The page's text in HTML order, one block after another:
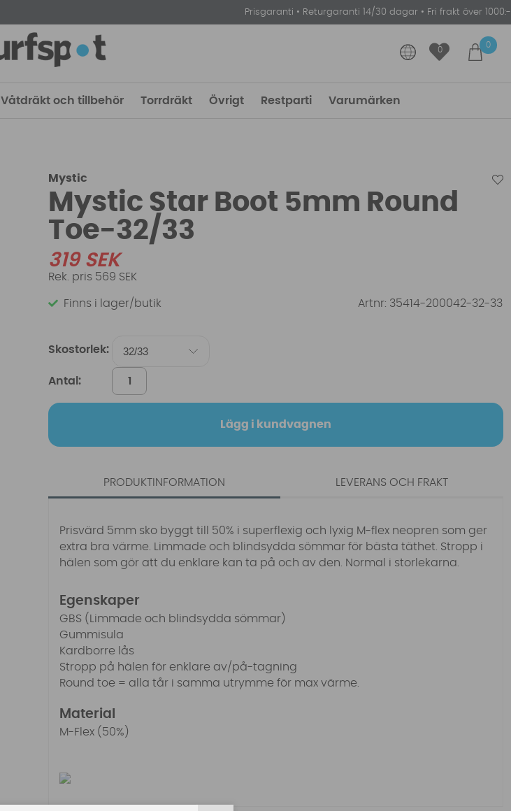
Prisgaranti • Returgaranti 14/30 dagar • Fri frakt över 1000:-
0
0
Våtdräkt och tillbehör Torrdräkt Övrigt Restparti Varumärken
Mystic
Mystic Star Boot 5mm Round
Toe-32/33
319SEK
569 SEK
Finns i lager/butik Artnr: 35414-200042-32-33
Skostorlek:
Antal:
Lägg i kundvagnen
PRODUKTINFORMATION
Prisvärd 5mm sko byggt till 50% i superflexig och lyxig M-flex neopren som ger
extra bra värme. Limmade och blindsydda sömmar för bästa täthet. Stropp i
hälen som gör att du enklare kan ta på och av den. Normal i storlekarna.
Egenskaper
GBS (Limmade och blindsydda sömmar)
Gummisula
Kardborre lås
Stropp på hälen för enklare av/på-tagning
Round toe = alla tår i samma utrymme för max värme.
Material
M-Flex (50%)
LEVERANS OCH FRAKT